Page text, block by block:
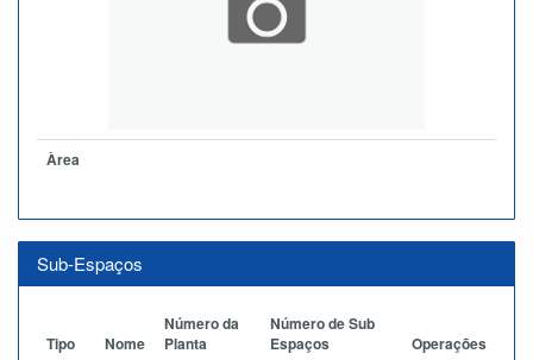
Àrea
Sub-Espaços
Tipo Nome
Número da
Planta
Número de Sub
Espaços
Operações